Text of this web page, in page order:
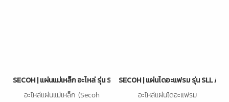
SECOH | แผ่นแม่เหล็ก อะไหล่ รุ่น SLL / EL Series
อะไหล่แผ่นแม่เหล็ก (Secoh
SECOH | แผ่นไดอะแฟรม รุ่น SLL /
อะไหล่แผ่นไดอะแฟรม